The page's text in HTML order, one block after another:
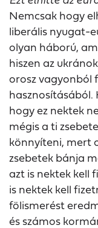
Nemcsak hogy
liberális nyugat-
olyan háború,
hiszen az
orosz vagyonból
hasznosításából.
hogy ez nektek
mégis a ti
könnyíteni, mert
zsebetek bánja
azt is nektek kell
is nektek kell
fölismerést
és számos